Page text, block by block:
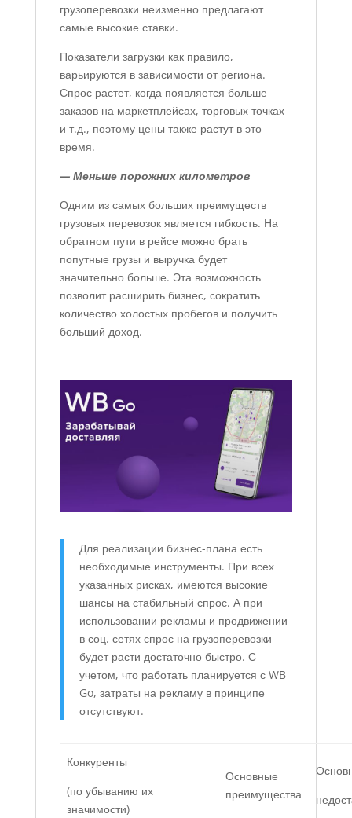
грузоперевозки неизменно предлагают
самые высокие ставки.
Показатели загрузки как правило,
варьируются в зависимости от региона.
Спрос растет, когда появляется больше
заказов на маркетплейсах, торговых точках
и т.д., поэтому цены также растут в это
время.
— Меньше порожних километров
Одним из самых больших преимуществ
грузовых перевозок является гибкость. На
обратном пути в рейсе можно брать
попутные грузы и выручка будет
значительно больше. Эта возможность
позволит расширить бизнес, сократить
количество холостых пробегов и получить
больший доход.
Для реализации бизнес-плана есть
необходимые инструменты. При всех
указанных рисках, имеются высокие
шансы на стабильный спрос. А при
использовании рекламы и продвижении
в соц. сетях спрос на грузоперевозки
будет расти достаточно быстро. С
учетом, что работать планируется с WB
Go, затраты на рекламу в принципе
отсутствуют.
Конкуренты
(по убыванию их
значимости)
Основные
преимущества